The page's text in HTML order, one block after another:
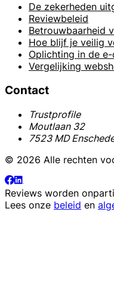
De zekerheden
Reviewbeleid
Betrouwbaarheid
Hoe blijf je veilig
Oplichting in de
Vergelijking
Contact
Trustprofile
Moutlaan 32
7523 MD
© 2026 Alle rechten
Reviews worden
Lees onze beleid en